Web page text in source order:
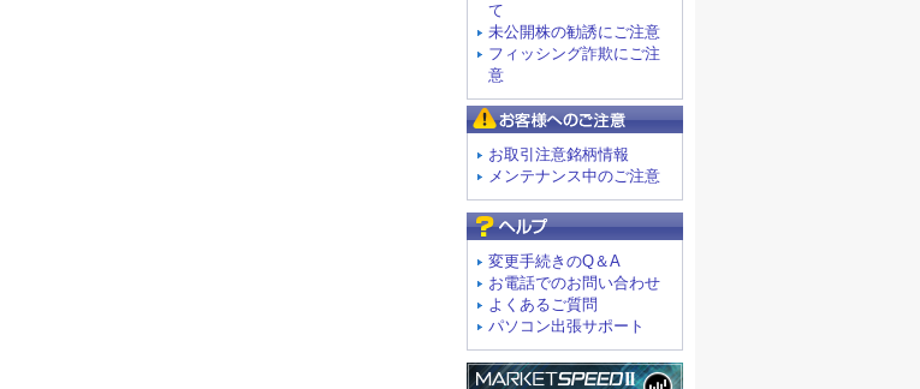
て
未公開株の勧誘にご注意
フィッシング詐欺にご注
意
お取引注意銘柄情報
メンテナンス中のご注意
変更手続きのQ＆A
お電話でのお問い合わせ
よくあるご質問
パソコン出張サポート